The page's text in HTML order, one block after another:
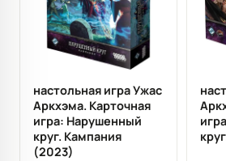
настольная игра Ужас
Аркхэма. Карточная
игра: Нарушенный
круг. Кампания
(2023)